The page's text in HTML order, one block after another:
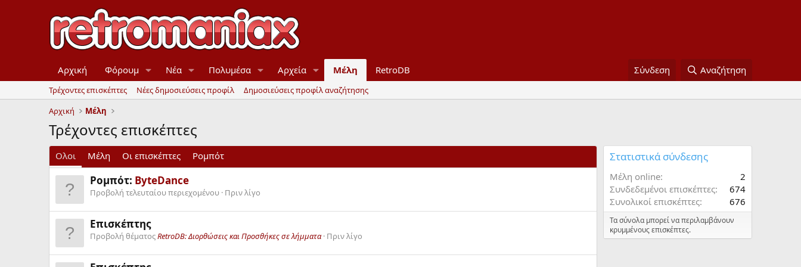
Αρχική Φόρουμ Νέα Πολυμέσα Αρχεία Μέλη RetroDB Σύνδεση Αναζήτηση
Τρέχοντες επισκέπτες Νέες δημοσιεύσεις προφίλ
Δημοσιεύσεις προφίλ αναζήτησης
Αρχική
Μέλη
Τρέχοντες επισκέπτες
Ολοι Μέλη Οι επισκέπτες Ρομπότ
Ρομπότ: ByteDance
Προβολή τελευταίου περιεχομένου Πριν λίγο
Επισκέπτης
Προβολή θέματοςRetroDB: Διορθώσεις και Προσθήκες σε λήμματα Πριν λίγο
Στατιστικά σύνδεσης
Μέλη online
2
Συνδεδεμένοι επισκέπτες
674
Συνολικοί επισκέπτες
676
Τα σύνολα μπορεί να περιλαμβάνουν
κρυμμένους επισκέπτες.